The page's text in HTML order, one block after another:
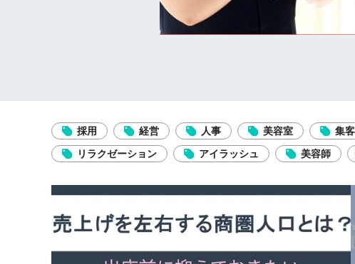
採用 経営 人事 美容室 集客
リラクゼーション
アイラッシュ 美容師